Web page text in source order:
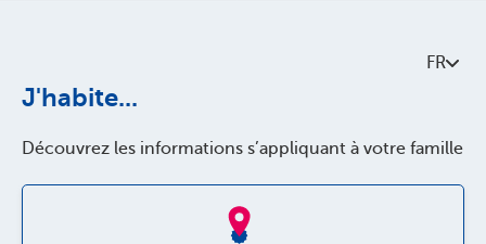
FR
J'habite...
Découvrez les informations s’appliquant à votre famille
À propos de Parentia
Accessibilité